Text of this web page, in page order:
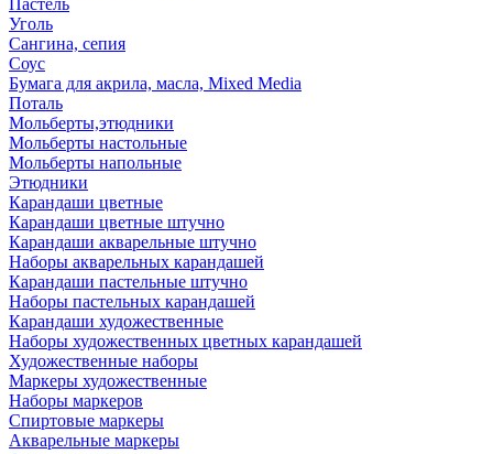
Пастель
Уголь
Сангина, сепия
Соус
Бумага для акрила, масла, Mixed Media
Поталь
Мольберты,этюдники
Мольберты настольные
Мольберты напольные
Этюдники
Карандаши цветные
Карандаши цветные штучно
Карандаши акварельные штучно
Наборы акварельных карандашей
Карандаши пастельные штучно
Наборы пастельных карандашей
Карандаши художественные
Наборы художественных цветных карандашей
Художественные наборы
Маркеры художественные
Наборы маркеров
Спиртовые маркеры
Акварельные маркеры